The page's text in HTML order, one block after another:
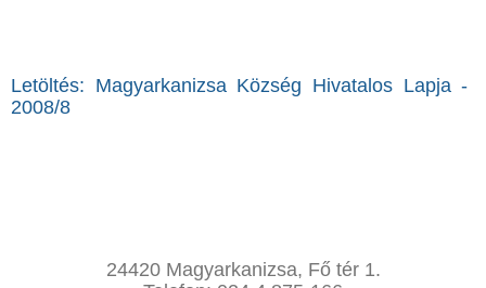
Letöltés: Magyarkanizsa Község Hivatalos Lapja -
2008/8
24420 Magyarkanizsa, Fő tér 1.